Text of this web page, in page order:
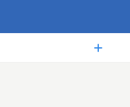
